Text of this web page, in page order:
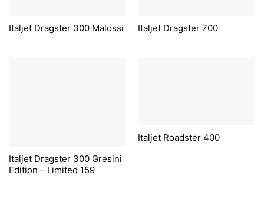
Italjet Dragster 300 Malossi Italjet Dragster 700
Italjet Dragster 300 Gresini
Edition – Limited 159
Italjet Roadster 400